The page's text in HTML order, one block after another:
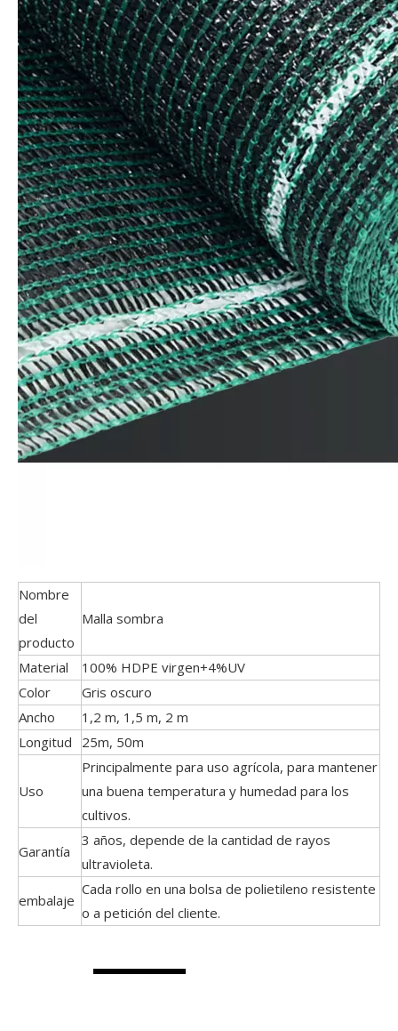
Nombre
del
producto
Malla sombra
Material
100% HDPE virgen+4%UV
Color
Gris oscuro
Ancho
1,2 m, 1,5 m, 2 m
Longitud
25m, 50m
Uso
Principalmente para uso agrícola, para mantener
una buena temperatura y humedad para los
cultivos.
Garantía
3 años, depende de la cantidad de rayos
ultravioleta.
embalaje
Cada rollo en una bolsa de polietileno resistente
o a petición del cliente.